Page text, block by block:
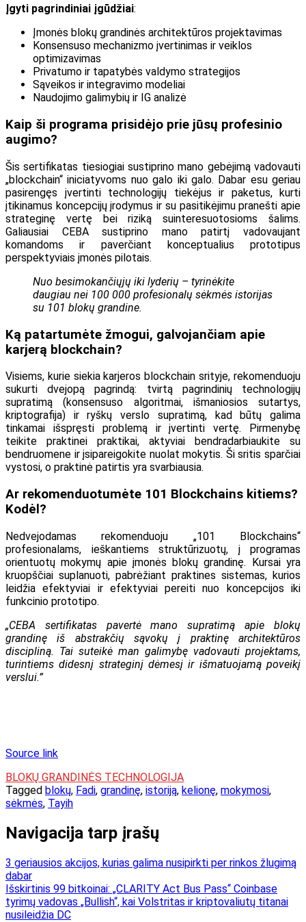
Įgyti pagrindiniai įgūdžiai:
Įmonės blokų grandinės architektūros projektavimas
Konsensuso mechanizmo įvertinimas ir veiklos
optimizavimas
Privatumo ir tapatybės valdymo strategijos
Sąveikos ir integravimo modeliai
Naudojimo galimybių ir IG analizė
Kaip ši programa prisidėjo prie jūsų profesinio
augimo?
Šis sertifikatas tiesiogiai sustiprino mano gebėjimą vadovauti
„blockchain“ iniciatyvoms nuo galo iki galo. Dabar esu geriau
pasirengęs įvertinti technologijų tiekėjus ir paketus, kurti
įtikinamus koncepcijų įrodymus ir su pasitikėjimu pranešti apie
strateginę vertę bei riziką suinteresuotosioms šalims.
Galiausiai CEBA sustiprino mano patirtį vadovaujant
komandoms ir paverčiant konceptualius prototipus
perspektyviais įmonės pilotais.
Nuo besimokančiųjų iki lyderių – tyrinėkite
daugiau nei 100 000 profesionalų sėkmės istorijas
su 101 blokų grandine.
Ką patartumėte žmogui, galvojančiam apie
karjerą blockchain?
Visiems, kurie siekia karjeros blockchain srityje, rekomenduoju
sukurti dvejopą pagrindą: tvirtą pagrindinių technologijų
supratimą (konsensuso algoritmai, išmaniosios sutartys,
kriptografija) ir ryškų verslo supratimą, kad būtų galima
tinkamai išspręsti problemą ir įvertinti vertę. Pirmenybę
teikite praktinei praktikai, aktyviai bendradarbiaukite su
bendruomene ir įsipareigokite nuolat mokytis. Ši sritis sparčiai
vystosi, o praktinė patirtis yra svarbiausia.
Ar rekomenduotumėte 101 Blockchains kitiems?
Kodėl?
Nedvejodamas rekomenduoju „101 Blockchains“
profesionalams, ieškantiems struktūrizuotų, į programas
orientuotų mokymų apie įmonės blokų grandinę. Kursai yra
kruopščiai suplanuoti, pabrėžiant praktines sistemas, kurios
leidžia efektyviai ir efektyviai pereiti nuo koncepcijos iki
funkcinio prototipo.
„CEBA sertifikatas pavertė mano supratimą apie blokų
grandinę iš abstrakčių sąvokų į praktinę architektūros
discipliną. Tai suteikė man galimybę vadovauti projektams,
turintiems didesnį strateginį dėmesį ir išmatuojamą poveikį
verslui.”
Source link
BLOKŲ GRANDINĖS TECHNOLOGIJA
Tagged blokų, Fadi, grandinę, istoriją, kelionę, mokymosi,
sėkmės, Tayih
Navigacija tarp įrašų
3 geriausios akcijos, kurias galima nusipirkti per rinkos žlugimą
dabar
Išskirtinis 99 bitkoinai: „CLARITY Act Bus Pass“ Coinbase
tyrimų vadovas „Bullish“, kai Volstritas ir kriptovaliutų titanai
nusileidžia DC